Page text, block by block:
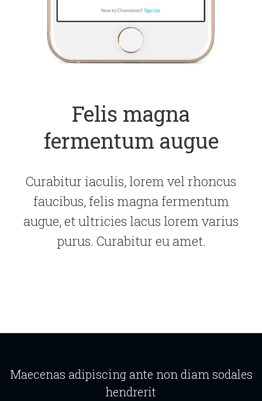
Felis magna
fermentum augue
Curabitur iaculis, lorem vel rhoncus
faucibus, felis magna fermentum
augue, et ultricies lacus lorem varius
purus. Curabitur eu amet.
Maecenas adipiscing ante non diam sodales
hendrerit